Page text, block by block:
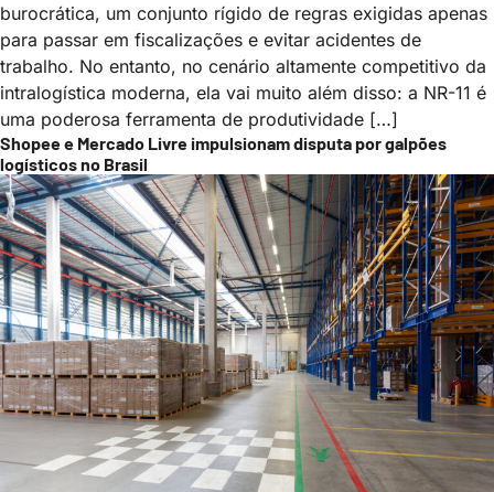
burocrática, um conjunto rígido de regras exigidas apenas
para passar em fiscalizações e evitar acidentes de
trabalho. No entanto, no cenário altamente competitivo da
intralogística moderna, ela vai muito além disso: a NR-11 é
uma poderosa ferramenta de produtividade […]
Shopee e Mercado Livre impulsionam disputa por galpões
logísticos no Brasil